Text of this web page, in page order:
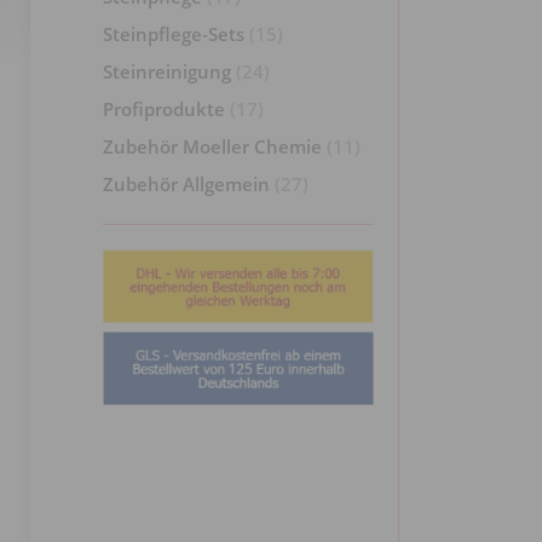
Steinpflege-Sets
Steinreinigung
Profiprodukte
Zubehör Moeller Chemie
Zubehör Allgemein